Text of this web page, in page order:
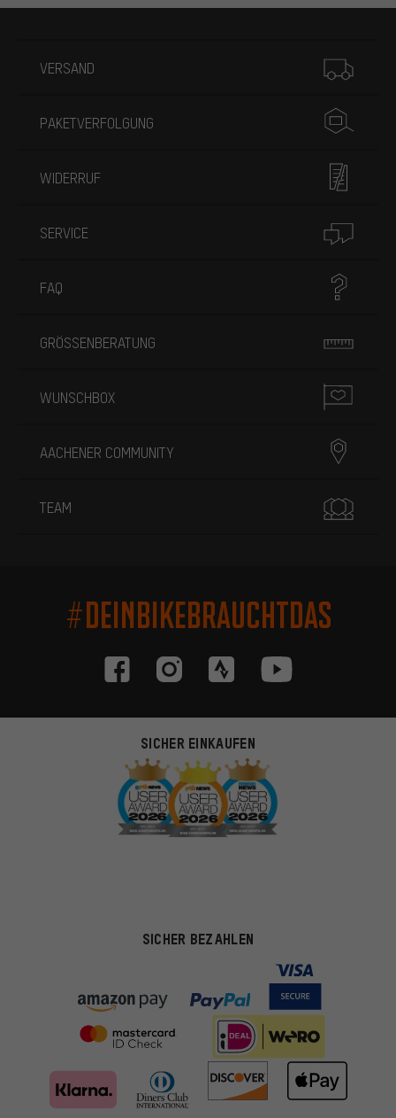
VERSAND
PAKETVERFOLGUNG
WIDERRUF
SERVICE
FAQ
GRÖSSENBERATUNG
WUNSCHBOX
AACHENER COMMUNITY
TEAM
#DEINBIKEBRAUCHTDAS
SICHER EINKAUFEN
SICHER BEZAHLEN